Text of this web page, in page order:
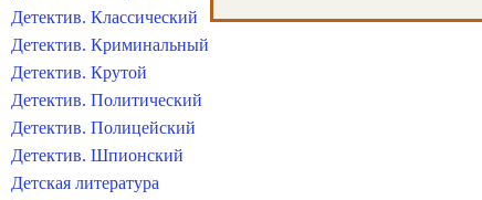
Детектив. Классический
Детектив. Криминальный
Детектив. Крутой
Детектив. Политический
Детектив. Полицейский
Детектив. Шпионский
Детская литература